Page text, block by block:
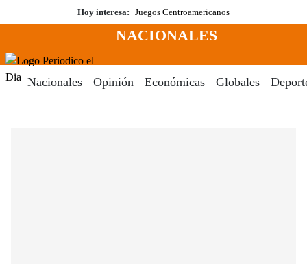
al
Hoy interesa: Juegos Centroamericanos
Menú
NACIONALES
Nacionales Opinión Económicas Globales